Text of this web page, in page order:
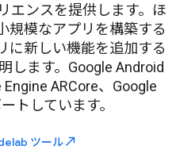
エンスを提供します。ほ
規模なアプリを構築する
に新しい機能を追加する
します。Google Android
ARCore、Google
トしています。
ツールnorth_east